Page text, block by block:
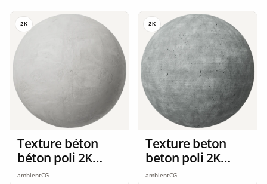
2K
Texture béton
béton poli 2K
seamless
ambientCG
2K
Texture beton
beton poli 2K
seamless
ambientCG